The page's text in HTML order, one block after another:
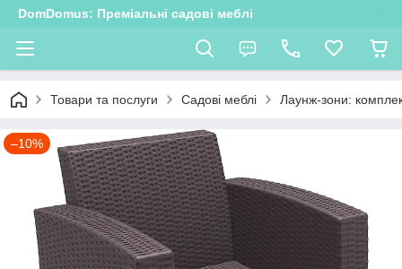
DomDomus: Преміальні садові меблі
Товари та послуги Садові меблі Лаунж-зони:
–10%